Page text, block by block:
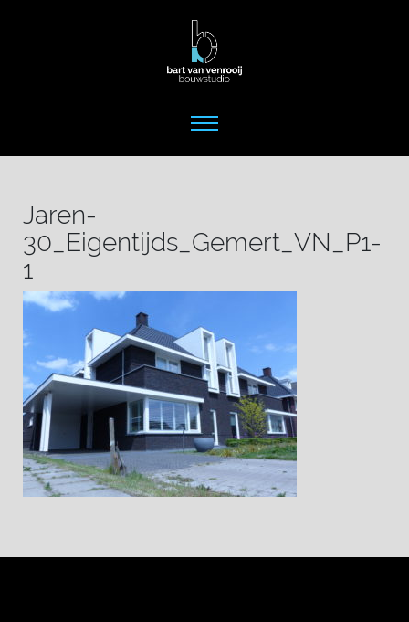
Jaren-
30_Eigentijds_Gemert_VN_P1-
1